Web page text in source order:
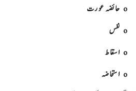
o حائضہ عورت
o نفس
o اسقاط
o استحاضہ